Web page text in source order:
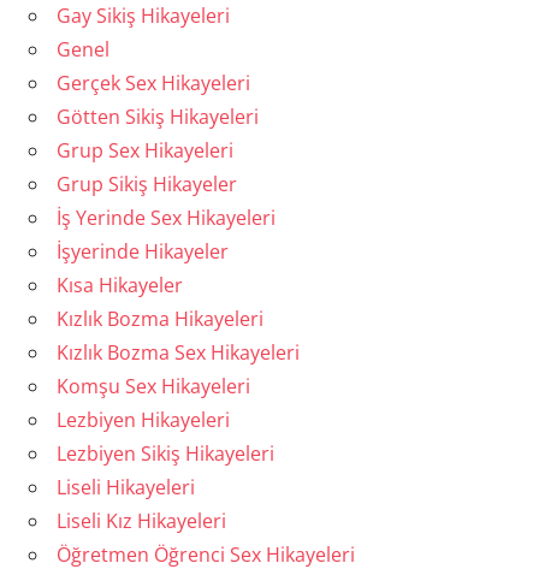
Gay Sikiş Hikayeleri
Genel
Gerçek Sex Hikayeleri
Götten Sikiş Hikayeleri
Grup Sex Hikayeleri
Grup Sikiş Hikayeler
İş Yerinde Sex Hikayeleri
İşyerinde Hikayeler
Kısa Hikayeler
Kızlık Bozma Hikayeleri
Kızlık Bozma Sex Hikayeleri
Komşu Sex Hikayeleri
Lezbiyen Hikayeleri
Lezbiyen Sikiş Hikayeleri
Liseli Hikayeleri
Liseli Kız Hikayeleri
Öğretmen Öğrenci Sex Hikayeleri